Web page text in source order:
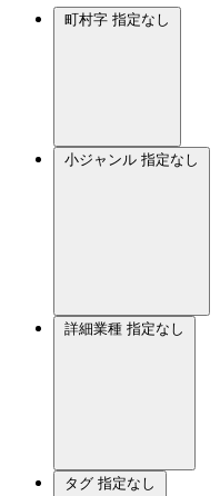
町村字 指定なし
小ジャンル 指定なし
詳細業種 指定なし
タグ 指定なし